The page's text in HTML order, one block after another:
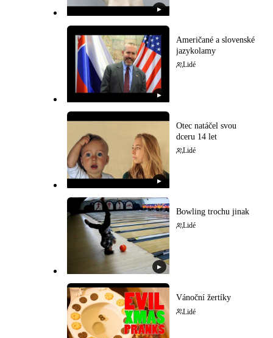
▶
▶
Američané a slovenské
jazykolamy
Lidé
▶
Otec natáčel svou
dceru 14 let
Lidé
▶
Bowling trochu jinak
Lidé
Vánoční žertíky
Lidé